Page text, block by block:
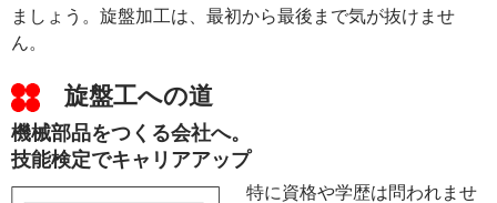
ましょう。旋盤加工は、最初から最後まで気が抜けませ
ん。
旋盤工への道
機械部品をつくる会社へ。
技能検定でキャリアアップ
特に資格や学歴は問われませ